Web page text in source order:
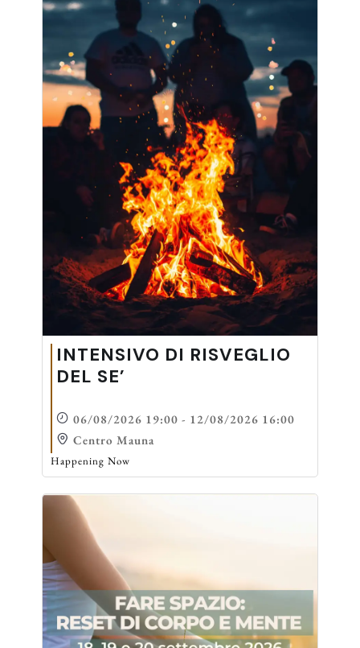
INTENSIVO DI RISVEGLIO
DEL SE’
06/08/2026 19:00 - 12/08/2026 16:00
Centro Mauna
Happening Now